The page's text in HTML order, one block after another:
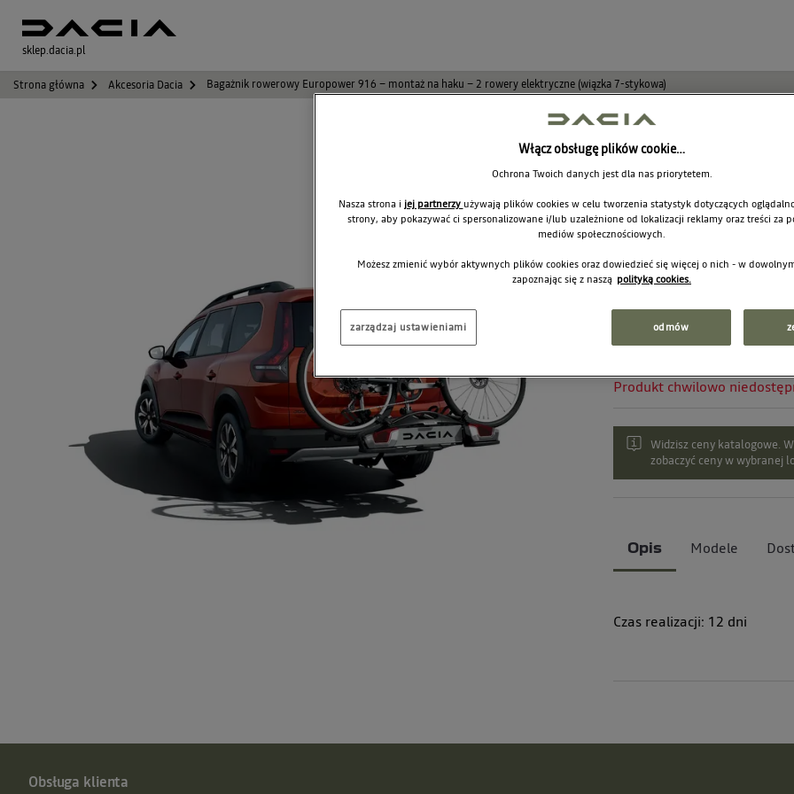
sklep.dacia.pl
Strona główna Akcesoria Dacia Bagażnik rowerowy Europower 916 – montaż na haku – 2 rowery elektryczne (wiązka 7-stykowa)
Bagażnik
montaż na
elektryczne
7711574689
Cena rekomendowana: 2
Produkt chwilowo
Widzisz ceny katalogowe.
zobaczyć ceny w wybranej
Opis Modele
Czas realizacji: 12 dni
Obsługa klienta
Włącz obsługę plików cookie…
Ochrona Twoich danych jest dla nas priorytetem.
Nasza strona i jej partnerzy używają plików cookies w celu tworzenia statystyk dotyczących
strony, aby pokazywać ci spersonalizowane i/lub uzależnione od lokalizacji reklamy oraz treści za
mediów społecznościowych.
Możesz zmienić wybór aktywnych plików cookies oraz dowiedzieć się więcej o nich - w
zapoznając się z naszą polityką cookies.
zarządzaj ustawieniami odmów